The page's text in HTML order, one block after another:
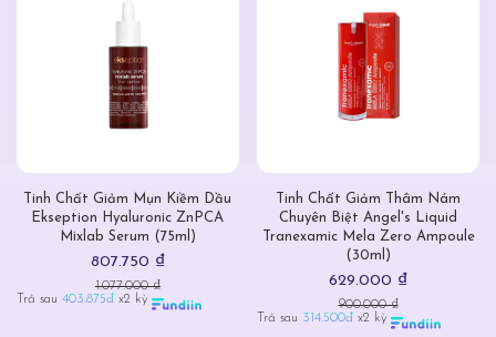
Tinh Chất Giảm Mụn Kiềm Dầu
Ekseption Hyaluronic ZnPCA
Mixlab Serum (75ml)
807.750 ₫
1.077.000 ₫
Trả sau 403.875đ x2 kỳ
Tinh Chất Giảm Thâm Nám
Chuyên Biệt Angel's Liquid
Tranexamic Mela Zero Ampoule
(30ml)
629.000 ₫
900.000 ₫
Trả sau 314.500đ x2 kỳ